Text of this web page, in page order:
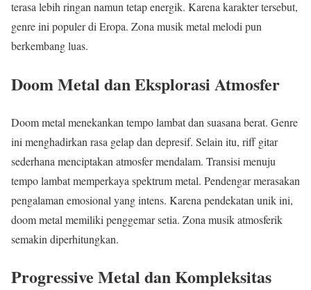
terasa lebih ringan namun tetap energik. Karena karakter tersebut,
genre ini populer di Eropa. Zona musik metal melodi pun
berkembang luas.
Doom Metal dan Eksplorasi Atmosfer
Doom metal menekankan tempo lambat dan suasana berat. Genre
ini menghadirkan rasa gelap dan depresif. Selain itu, riff gitar
sederhana menciptakan atmosfer mendalam. Transisi menuju
tempo lambat memperkaya spektrum metal. Pendengar merasakan
pengalaman emosional yang intens. Karena pendekatan unik ini,
doom metal memiliki penggemar setia. Zona musik atmosferik
semakin diperhitungkan.
Progressive Metal dan Kompleksitas